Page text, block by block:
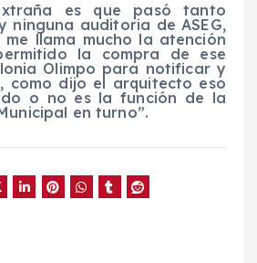
es que pasó tanto
ninguna auditoria de ASEG,
llama mucho la atención
la compra de ese
Olimpo para notificar y
como dijo el arquitecto eso
o no es la función de la
en turno”.